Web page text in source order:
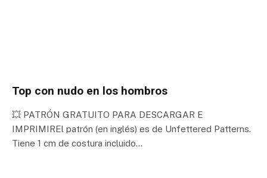
Top con nudo en los hombros
💥 PATRÓN GRATUITO PARA DESCARGAR E
IMPRIMIREl patrón (en inglés) es de Unfettered Patterns.
Tiene 1 cm de costura incluido…